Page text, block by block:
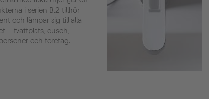
i serien B.2 tillhör
och lämpar sig till alla
– tvättplats, dusch,
och företag.